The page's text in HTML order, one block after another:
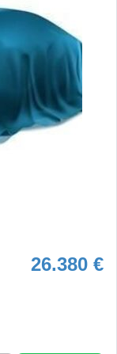
26.380 €